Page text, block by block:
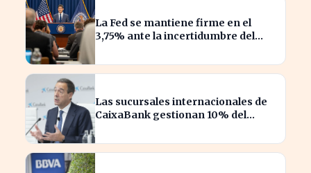
La Fed se mantiene firme en el
3,75% ante la incertidumbre del
Las sucursales internacionales de
CaixaBank gestionan 10% del
clientes?